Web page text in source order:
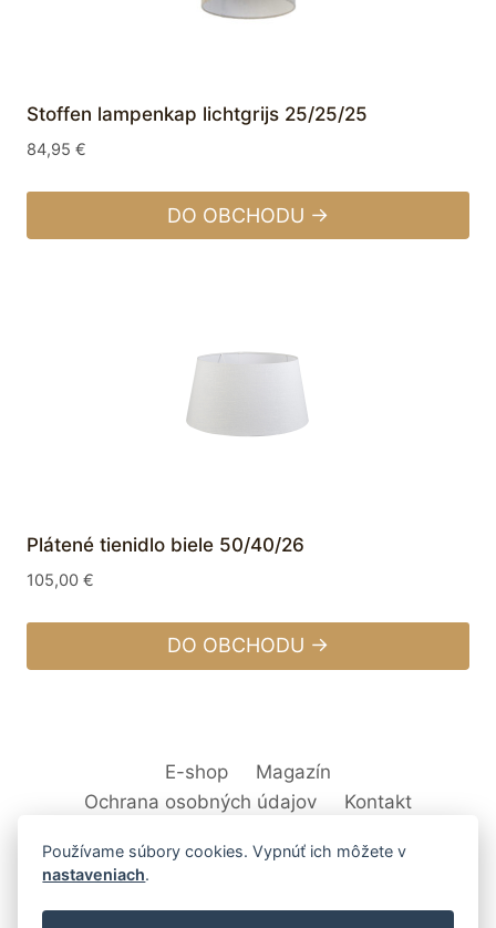
Stoffen lampenkap lichtgrijs 25/25/25
84,95 €
DO OBCHODU →
Plátené tienidlo biele 50/40/26
105,00 €
DO OBCHODU →
E-shop
Magazín
Ochrana osobných údajov
Kontakt
© 2026 Svet Interiéru - kuchyňa, kúpeľne,
Používame súbory cookies. Vypnúť ich môžete v
nastaveniach.